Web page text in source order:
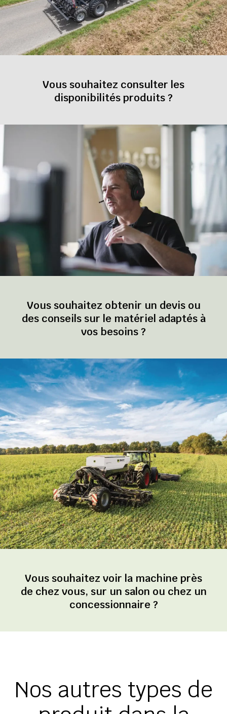
Vous souhaitez consulter les
disponibilités produits ?
Vous souhaitez obtenir un devis ou
des conseils sur le matériel adaptés à
vos besoins ?
Vous souhaitez voir la machine près
de chez vous, sur un salon ou chez un
concessionnaire ?
Nos autres types de